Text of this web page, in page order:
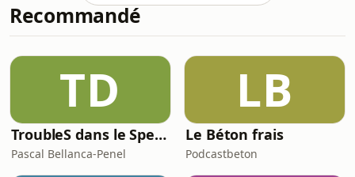
Recommandé
TD
TroubleS dans le Spectre
Pascal Bellanca-Penel
LB
Le Béton frais
Podcastbeton